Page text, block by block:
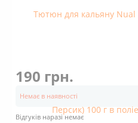
190 грн.
Немає в наявності
Відгуків наразі немає